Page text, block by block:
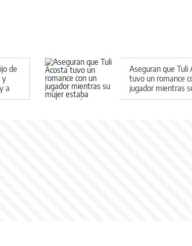
de
y
a
Aseguran que Tuli
tuvo un romance
jugador mientras
estaba